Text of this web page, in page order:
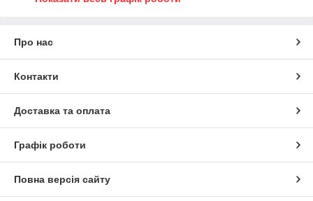
Про нас
Контакти
Доставка та оплата
Графік роботи
Повна версія сайту